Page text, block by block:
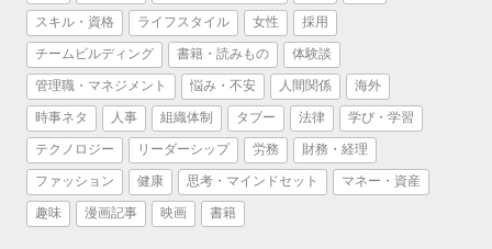
スキル・資格 ライフスタイル 女性 採用
チームビルディング 書籍・読みもの 体験談
管理職・マネジメント 悩み・不安 人間関係 海外
時事ネタ 人事 組織体制 タブー 法律 学び・学習
テクノロジー リーダーシップ 労務 財務・経理
ファッション 健康 思考・マインドセット マネー・資産
趣味 漫画記事 映画 書籍